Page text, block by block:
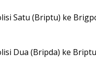
Satu (Briptu) ke
Dua (Bripda) ke